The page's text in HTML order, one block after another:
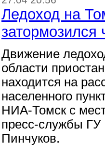
Ледоход на
затормозился
Движение
области
находится на
населенного
НИА-Томск с
пресс-службы
Пинчуков.